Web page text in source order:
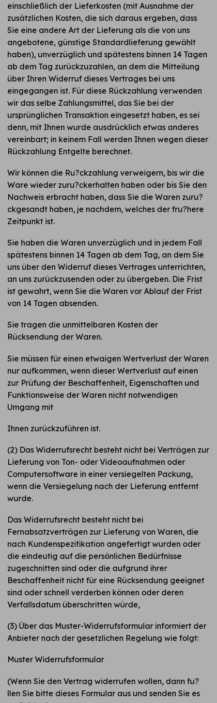
einschließlich der Lieferkosten (mit Ausnahme der
zusätzlichen Kosten, die sich daraus ergeben, dass
Sie eine andere Art der Lieferung als die von uns
angebotene, günstige Standardlieferung gewählt
haben), unverzüglich und spätestens binnen 14 Tagen
ab dem Tag zurückzuzahlen, an dem die Mitteilung
über Ihren Widerruf dieses Vertrages bei uns
eingegangen ist. Für diese Rückzahlung verwenden
wir das selbe Zahlungsmittel, das Sie bei der
ursprünglichen Transaktion eingesetzt haben, es sei
denn, mit Ihnen wurde ausdrücklich etwas anderes
vereinbart; in keinem Fall werden Ihnen wegen dieser
Rückzahlung Entgelte berechnet.
Wir können die Ru?ckzahlung verweigern, bis wir die
Ware wieder zuru?ckerhalten haben oder bis Sie den
Nachweis erbracht haben, dass Sie die Waren zuru?
ckgesandt haben, je nachdem, welches der fru?here
Zeitpunkt ist.
Sie haben die Waren unverzüglich und in jedem Fall
spätestens binnen 14 Tagen ab dem Tag, an dem Sie
uns über den Widerruf dieses Vertrages unterrichten,
an uns zurückzusenden oder zu übergeben. Die Frist
ist gewahrt, wenn Sie die Waren vor Ablauf der Frist
von 14 Tagen absenden.
Sie tragen die unmittelbaren Kosten der
Rücksendung der Waren.
Sie müssen für einen etwaigen Wertverlust der Waren
nur aufkommen, wenn dieser Wertverlust auf einen
zur Prüfung der Beschaffenheit, Eigenschaften und
Funktionsweise der Waren nicht notwendigen
Umgang mit
Ihnen zurückzuführen ist.
(2) Das Widerrufsrecht besteht nicht bei Verträgen zur
Lieferung von Ton- oder Videoaufnahmen oder
Computersoftware in einer versiegelten Packung,
wenn die Versiegelung nach der Lieferung entfernt
wurde.
Das Widerrufsrecht besteht nicht bei
Fernabsatzverträgen zur Lieferung von Waren, die
nach Kundenspezifikation angefertigt wurden oder
die eindeutig auf die persönlichen Bedürfnisse
zugeschnitten sind oder die aufgrund ihrer
Beschaffenheit nicht für eine Rücksendung geeignet
sind oder schnell verderben können oder deren
Verfallsdatum überschritten würde,
(3) Über das Muster-Widerrufsformular informiert der
Anbieter nach der gesetzlichen Regelung wie folgt:
Muster Widerrufsformular
(Wenn Sie den Vertrag widerrufen wollen, dann fu?
llen Sie bitte dieses Formular aus und senden Sie es